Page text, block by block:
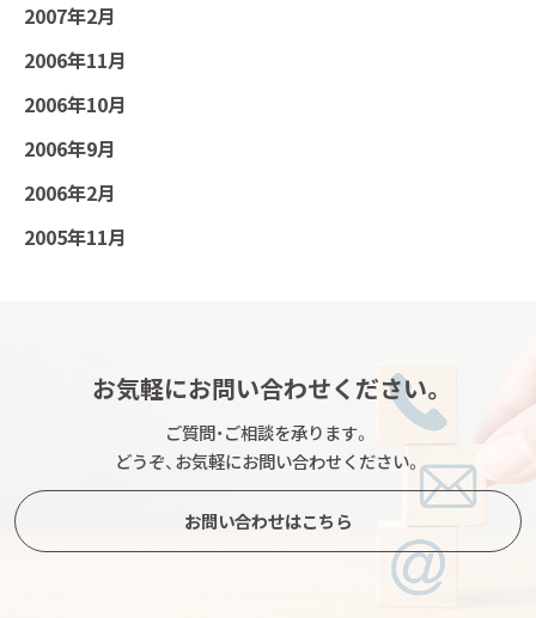
2007年2月
2006年11月
2006年10月
2006年9月
2006年2月
2005年11月
お気軽にお問い合わせください。
ご質問・ご相談を承ります。
どうぞ、お気軽にお問い合わせください。
お問い合わせはこちら